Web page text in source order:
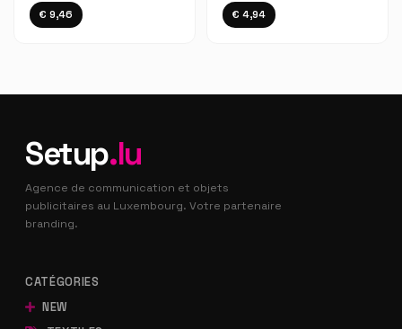
€ 9,46 € 4,94
Setup.lu
Agence de communication et objets
publicitaires au Luxembourg. Votre partenaire
branding.
CATÉGORIES
NEW